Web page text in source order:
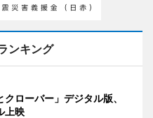
ンキング
ローバー」デジタル版、
上映